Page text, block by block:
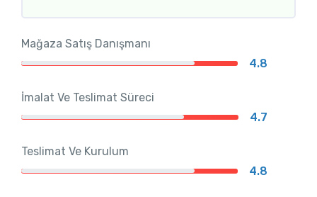
Mağaza Satış Danışmanı
4.8
İmalat Ve Teslimat Süreci
4.7
Teslimat Ve Kurulum
4.8